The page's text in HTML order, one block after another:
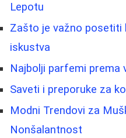
Lepotu
Zašto je važno posetiti
iskustva
Najbolji parfemi prema
Saveti i preporuke za
Modni Trendovi za
Nonšalantnost